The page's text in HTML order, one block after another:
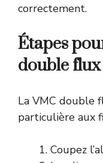
correctement.
Étapes
double flux
La VMC double
particulière aux
Coupez